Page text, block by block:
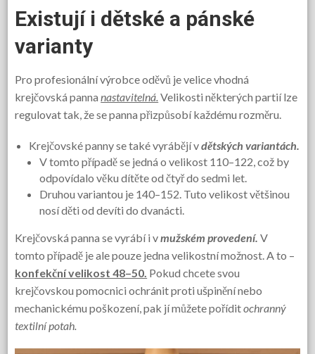
Existují i dětské a pánské
varianty
Pro profesionální výrobce oděvů je velice vhodná
krejčovská pannanastavitelná.Velikosti některých partií lze
regulovat tak, že se panna přizpůsobí každému rozměru.
Krejčovské panny se také vyrábějí vdětských variantách.
V tomto případě se jedná o velikost 110–122, což by
odpovídalo věku dítěte od čtyř do sedmi let.
Druhou variantou je 140–152. Tuto velikost většinou
nosí děti od devíti do dvanácti.
Krejčovská panna se vyrábí i vmužském provedení. V
tomto případě je ale pouze jedna velikostní možnost. A to –
konfekční velikost 48–50. Pokud chcete svou
krejčovskou pomocnici ochránit proti ušpinění nebo
mechanickému poškození, pak jí můžete poříditochranný
textilní potah.